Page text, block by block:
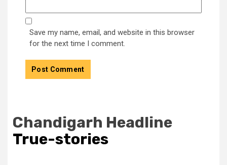
Save my name, email, and website in this browser
for the next time I comment.
Chandigarh Headline
True-stories